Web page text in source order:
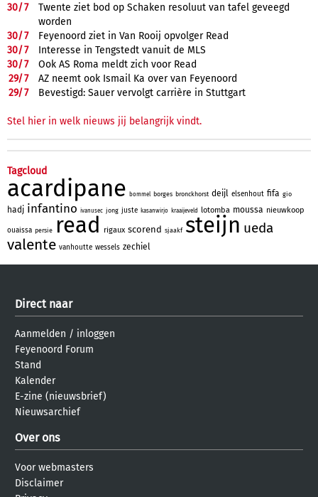
30/7
Twente ziet bod op Schaken resoluut van tafel geveegd
worden
30/7
Feyenoord ziet in Van Rooij opvolger Read
30/7
Interesse in Tengstedt vanuit de MLS
30/7
Ook AS Roma meldt zich voor Read
29/7
AZ neemt ook Ismail Ka over van Feyenoord
29/7 Bevestigd: Sauer vervolgt carrière in Stuttgart
Stel hier in welk nieuws jij belangrijk vindt.
Tagcloud
acardipane bommel borges bronckhorst deijl elsenhout fifa gio
hadj infantino ivanusec jong juste kasanwirjo kraaijeveld lotomba moussa nieuwkoop
ouaissa persie read rigaux scorend sjaakf steijn ueda
valente vanhoutte wessels zechiel
Direct naar
Aanmelden / inloggen
Feyenoord Forum
Stand
Kalender
E-zine (nieuwsbrief)
Nieuwsarchief
Over ons
Voor webmasters
Disclaimer